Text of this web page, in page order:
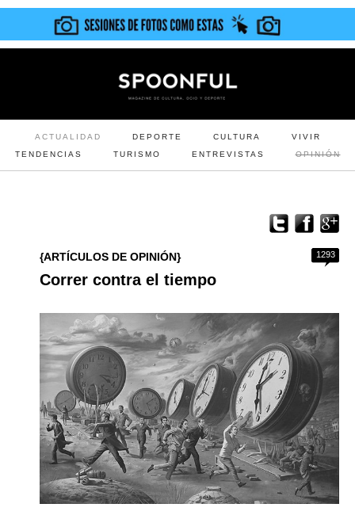
ACTUALIDAD DEPORTE CULTURA
VIVIR
TENDENCIAS
TURISMO ENTREVISTAS OPINIÓN
1293
{ARTÍCULOS DE OPINIÓN}
Correr contra el tiempo